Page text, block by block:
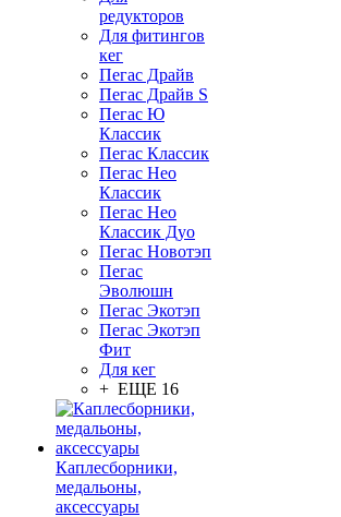
редукторов
Для фитингов
кег
Пегас Драйв
Пегас Драйв S
Пегас Ю
Классик
Пегас Классик
Пегас Нео
Классик
Пегас Нео
Классик Дуо
Пегас Новотэп
Пегас
Эволюшн
Пегас Экотэп
Пегас Экотэп
Фит
Для кег
+ ЕЩЕ 16
Каплесборники,
медальоны,
аксессуары